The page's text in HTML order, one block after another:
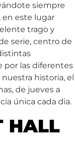
siempre
en este lugar
trago y
serie, centro de
por las diferentes
historia, el
de jueves a
única cada dia.
HALL